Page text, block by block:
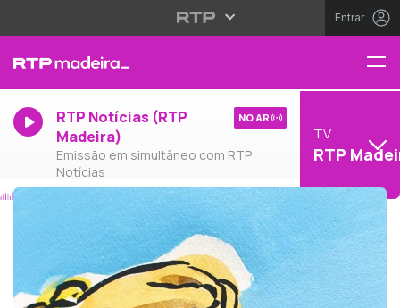
Entrar
RTP Notícias (RTP
Madeira)
Emissão em simultâneo com RTP
Notícias
NO AR
TV
RTP